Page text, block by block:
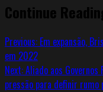
Continue
Previous: Em expansão,
em 2022
Next:Aliado aos
pressão para definir rumo